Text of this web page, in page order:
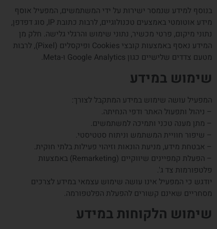
בנוסף למידע שנמסר ישירות על ידי המשתמשים, המפעיל אוסף
מידע אוטומטי באמצעים טכנולוגיים, לרבות כתובת IP, סוג דפדפן,
נתוני מיקום, פרטי מכשיר, נתוני שימוש והרגלי גלישה. חלק מן
המידע נאסף באמצעות קובצי Cookies ופיקסלים (Pixel), לרבות
מטעם צדדים שלישיים כגון Google Analytics ו-Meta.
שימוש במידע
המפעיל עושה שימוש במידע המתקבל לצורך:
– ניהול ותפעול האתר ודפי הנחיתה.
– מתן מענה טכני ותמיכה למשתמשים.
– שיפור חוויית המשתמש וניתוח סטטיסטי.
– אבטחת מידע, מניעת הונאות וזיהוי פעילות בלתי חוקית.
– הפעלת קמפיינים שיווקיים (Remarketing) באמצעות
פלטפורמות צד ג'.
יודגש כי המפעיל אינו עושה שימוש עצמאי במידע לצרכים
מסחריים שאינם קשורים להפעלת הפלטפורמה.
שימוש הלקוחות במידע